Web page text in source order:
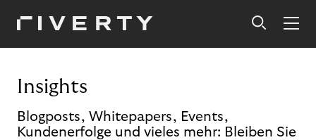
Insights
Blogposts, Whitepapers, Events,
Kundenerfolge und vieles mehr: Bleiben Sie